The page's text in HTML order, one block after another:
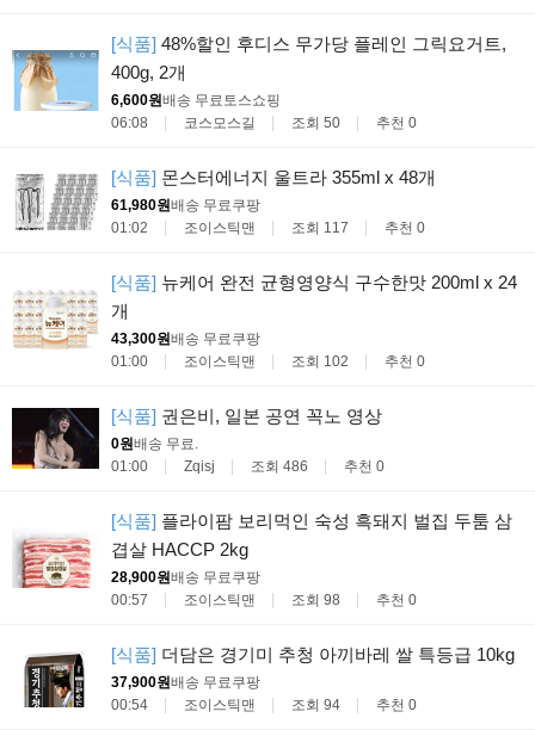
[식품] 48%할인 후디스 무가당 플레인 그릭요거트,
400g, 2개
6,600원배송 무료토스쇼핑
06:08
코스모스길 조회 50 추천 0
[식품] 몬스터에너지 울트라 355ml x 48개
61,980원배송 무료쿠팡
01:02
조이스틱맨 조회 117 추천 0
[식품] 뉴케어 완전 균형영양식 구수한맛 200ml x 24
개
43,300원배송 무료쿠팡
01:00
조이스틱맨 조회 102 추천 0
[식품] 권은비, 일본 공연 꼭노 영상
0원배송 무료.
01:00
Zqisj 조회 486 추천 0
[식품] 플라이팜 보리먹인 숙성 흑돼지 벌집 두툼 삼
겹살 HACCP 2kg
28,900원배송 무료쿠팡
00:57
조이스틱맨 조회 98 추천 0
[식품] 더담은 경기미 추청 아끼바레 쌀 특등급 10kg
37,900원배송 무료쿠팡
00:54
조이스틱맨 조회 94 추천 0